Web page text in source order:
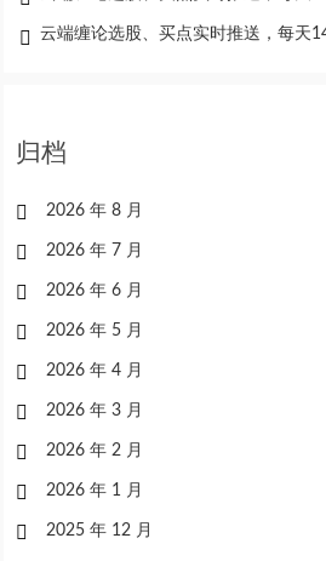
云端缠论选股、买点实时推送，每天
归档
2026 年 8 月
2026 年 7 月
2026 年 6 月
2026 年 5 月
2026 年 4 月
2026 年 3 月
2026 年 2 月
2026 年 1 月
2025 年 12 月